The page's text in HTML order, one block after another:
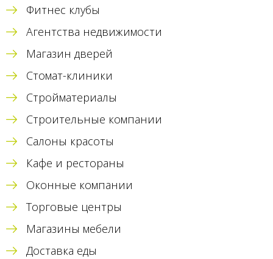
Фитнес клубы
Агентства недвижимости
Магазин дверей
Стомат-клиники
Стройматериалы
Строительные компании
Салоны красоты
Кафе и рестораны
Оконные компании
Торговые центры
Магазины мебели
Доставка еды